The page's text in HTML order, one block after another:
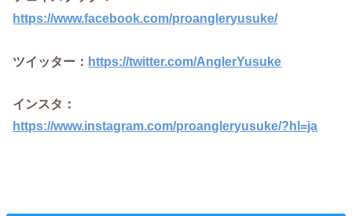
https://www.facebook.com/proangleryusuke/
ツイッター： https://twitter.com/AnglerYusuke
インスタ：
https://www.instagram.com/proangleryusuke/?hl=ja